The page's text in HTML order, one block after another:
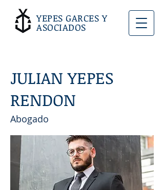
YEPES GARCES Y
ASOCIADOS
JULIAN YEPES
RENDON
Abogado